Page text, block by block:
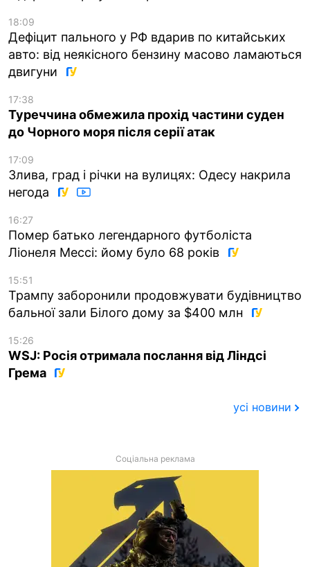
18:09
Дефіцит пального у РФ вдарив по китайських
авто: від неякісного бензину масово ламаються
двигуни
17:38
Туреччина обмежила прохід частини суден
до Чорного моря після серії атак
17:09
Злива, град і річки на вулицях: Одесу накрила
негода
16:27
Помер батько легендарного футболіста
Ліонеля Мессі: йому було 68 років
15:51
Трампу заборонили продовжувати будівництво
бальної зали Білого дому за $400 млн
15:26
WSJ: Росія отримала послання від Ліндсі
Грема
усі новини
Соціальна реклама